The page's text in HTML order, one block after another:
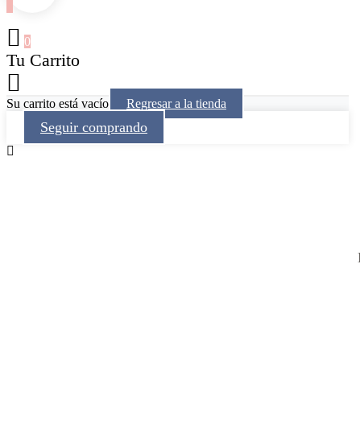
0
Tu Carrito
Su carrito está vacío Regresar a la tienda
Seguir comprando